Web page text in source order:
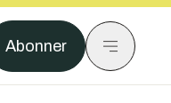
Abonner